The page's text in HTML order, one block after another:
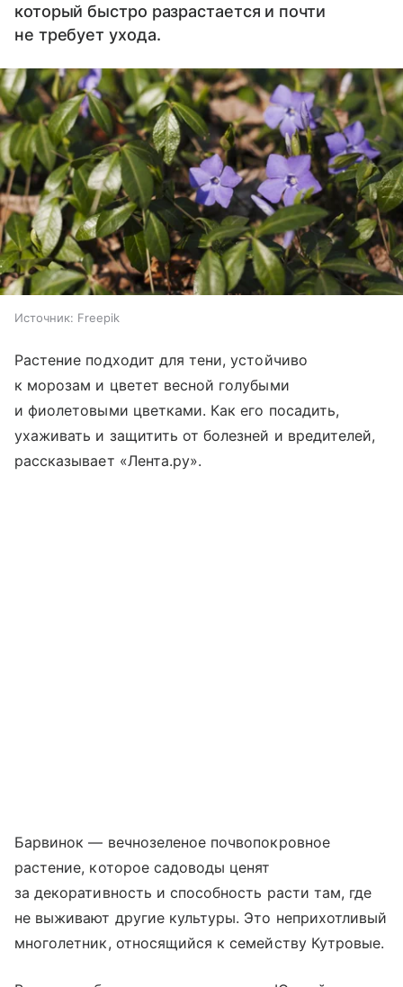
который быстро разрастается и почти
не требует ухода.
Источник: Freepik
Растение подходит для тени, устойчиво
к морозам и цветет весной голубыми
и фиолетовыми цветками. Как его посадить,
ухаживать и защитить от болезней и вредителей,
рассказывает «Лента.ру».
Барвинок — вечнозеленое почвопокровное
растение, которое садоводы ценят
за декоративность и способность расти там, где
не выживают другие культуры. Это неприхотливый
многолетник, относящийся к семейству Кутровые.